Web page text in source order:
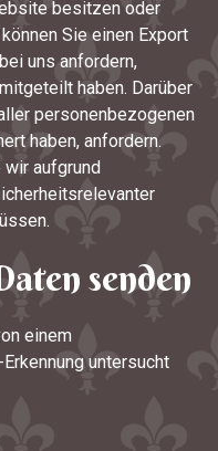
besitzen oder
Sie einen Export
uns anfordern,
haben. Darüber
personenbezogenen
haben, anfordern.
aufgrund
senden
einem
untersucht